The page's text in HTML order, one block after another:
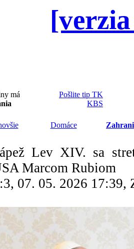
má
Pošlite tip TK
KBS
Domáce
Lev XIV. sa
Marcom Rubiom
07. 05. 2026 17:39,